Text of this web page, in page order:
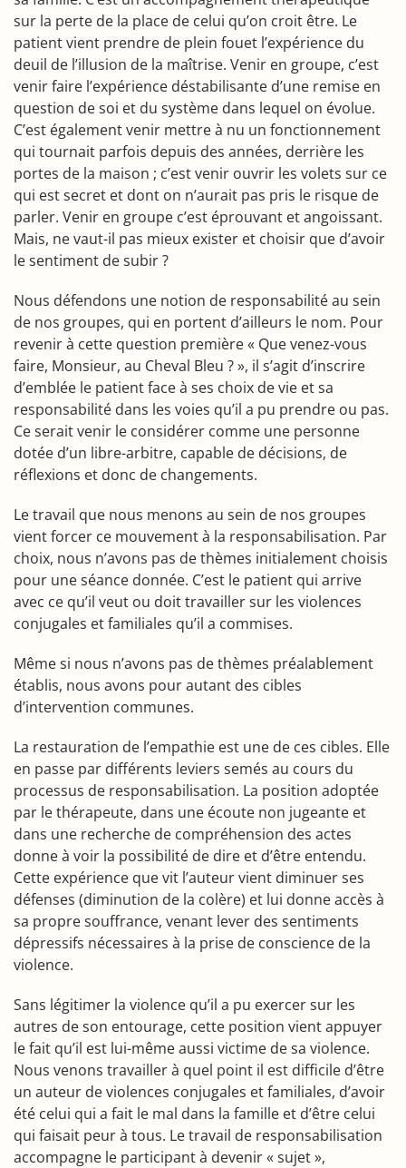
sur la perte de la place de celui qu’on croit être. Le
patient vient prendre de plein fouet l’expérience du
deuil de l’illusion de la maîtrise. Venir en groupe, c’est
venir faire l’expérience déstabilisante d’une remise en
question de soi et du système dans lequel on évolue.
C’est également venir mettre à nu un fonctionnement
qui tournait parfois depuis des années, derrière les
portes de la maison ; c’est venir ouvrir les volets sur ce
qui est secret et dont on n’aurait pas pris le risque de
parler. Venir en groupe c’est éprouvant et angoissant.
Mais, ne vaut-il pas mieux exister et choisir que d’avoir
le sentiment de subir ?
Nous défendons une notion de responsabilité au sein
de nos groupes, qui en portent d’ailleurs le nom. Pour
revenir à cette question première « Que venez-vous
faire, Monsieur, au Cheval Bleu ? », il s’agit d’inscrire
d’emblée le patient face à ses choix de vie et sa
responsabilité dans les voies qu’il a pu prendre ou pas.
Ce serait venir le considérer comme une personne
dotée d’un libre-arbitre, capable de décisions, de
réflexions et donc de changements.
Le travail que nous menons au sein de nos groupes
vient forcer ce mouvement à la responsabilisation. Par
choix, nous n’avons pas de thèmes initialement choisis
pour une séance donnée. C’est le patient qui arrive
avec ce qu’il veut ou doit travailler sur les violences
conjugales et familiales qu’il a commises.
Même si nous n’avons pas de thèmes préalablement
établis, nous avons pour autant des cibles
d’intervention communes.
La restauration de l’empathie est une de ces cibles. Elle
en passe par différents leviers semés au cours du
processus de responsabilisation. La position adoptée
par le thérapeute, dans une écoute non jugeante et
dans une recherche de compréhension des actes
donne à voir la possibilité de dire et d’être entendu.
Cette expérience que vit l’auteur vient diminuer ses
défenses (diminution de la colère) et lui donne accès à
sa propre souffrance, venant lever des sentiments
dépressifs nécessaires à la prise de conscience de la
violence.
Sans légitimer la violence qu’il a pu exercer sur les
autres de son entourage, cette position vient appuyer
le fait qu’il est lui-même aussi victime de sa violence.
Nous venons travailler à quel point il est difficile d’être
un auteur de violences conjugales et familiales, d’avoir
été celui qui a fait le mal dans la famille et d’être celui
qui faisait peur à tous. Le travail de responsabilisation
accompagne le participant à devenir « sujet »,